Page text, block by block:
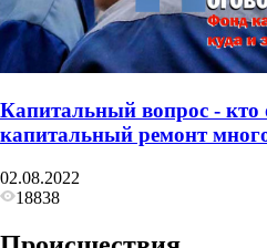
Капитальный вопрос - кто
капитальный ремонт
02.08.2022
18838